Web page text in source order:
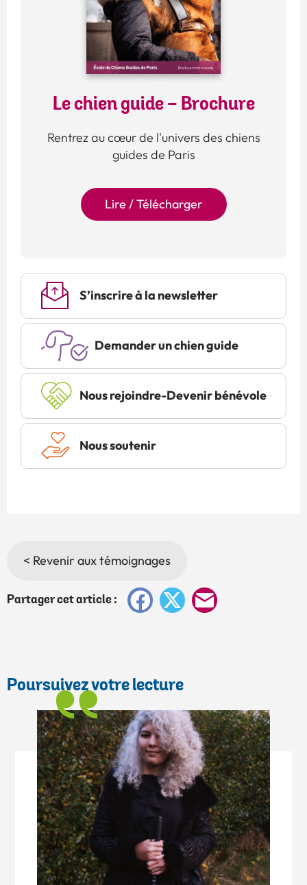
Le chien guide - Brochure
Rentrez au cœur de l'univers des chiens
guides de Paris
Lire / Télécharger
S’inscrire à la newsletter
Demander un chien guide
Nous rejoindre-Devenir bénévole
Nous soutenir
< Revenir aux témoignages
Partager cet article : Facebook
X
Poursuivez votre lecture